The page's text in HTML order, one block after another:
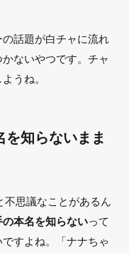
話題が白チャに流れ
ないやつです。チャ
うね。
を知らないまま
不思議なことがあるん
本名を知らないって
すよね。「ナナちゃ